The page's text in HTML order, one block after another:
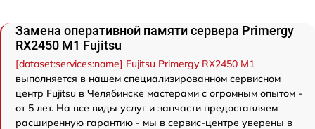
Замена оперативной памяти сервера Primergy
RX2450 M1 Fujitsu
[dataset:services:name] Fujitsu Primergy RX2450 M1
выполняется в нашем специализированном сервисном
центр Fujitsu в Челябинске мастерами с огромным опытом -
от 5 лет. На все виды услуг и запчасти предоставляем
расширенную гарантию - мы в сервис-центре уверены в